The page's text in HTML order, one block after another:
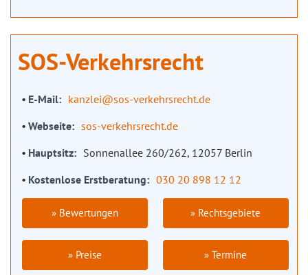
SOS-Verkehrsrecht
E-Mail
kanzlei@sos-verkehrsrecht.de
Webseite
sos-verkehrsrecht.de
Hauptsitz
Sonnenallee 260/262, 12057 Berlin
Kostenlose Erstberatung
030 20 898 12 12
» Bewertungen » Rechtsgebiete
» Preise » Termine